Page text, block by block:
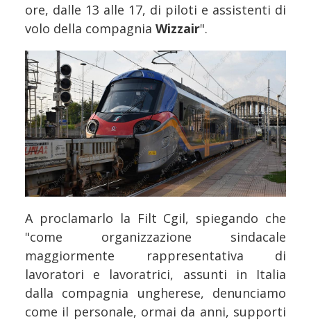
ore, dalle 13 alle 17, di piloti e assistenti di
volo della compagnia Wizzair".
A proclamarlo la Filt Cgil, spiegando che
"come organizzazione sindacale
maggiormente rappresentativa di
lavoratori e lavoratrici, assunti in Italia
dalla compagnia ungherese, denunciamo
come il personale, ormai da anni, supporti